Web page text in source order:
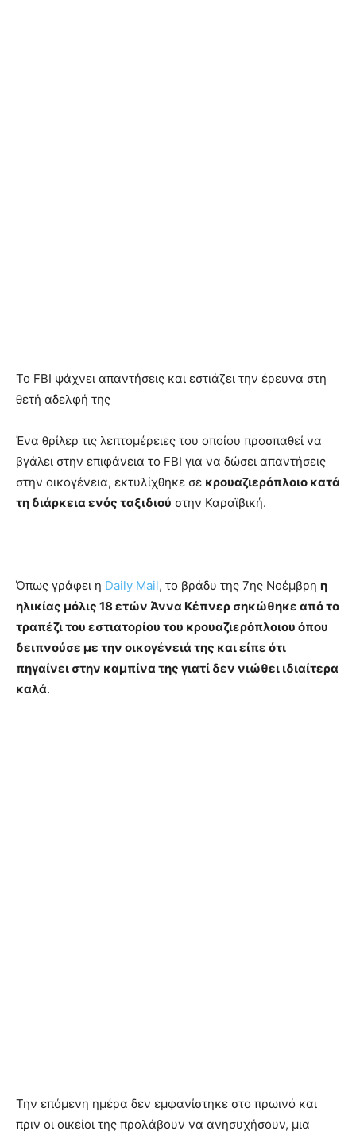
Το FBI ψάχνει απαντήσεις και εστιάζει την έρευνα στη
θετή αδελφή της
Ένα θρίλερ τις λεπτομέρειες του οποίου προσπαθεί να
βγάλει στην επιφάνεια το FBI για να δώσει απαντήσεις
στην οικογένεια, εκτυλίχθηκε σε κρουαζιερόπλοιο κατά
τη διάρκεια ενός ταξιδιού στην Καραϊβική.
Όπως γράφει η Daily Mail, το βράδυ της 7ης Νοέμβρη η
ηλικίας μόλις 18 ετών Άννα Κέπνερ σηκώθηκε από το
τραπέζι του εστιατορίου του κρουαζιερόπλοιου όπου
δειπνούσε με την οικογένειά της και είπε ότι
πηγαίνει στην καμπίνα της γιατί δεν νιώθει ιδιαίτερα
καλά.
Την επόμενη ημέρα δεν εμφανίστηκε στο πρωινό και
πριν οι οικείοι της προλάβουν να ανησυχήσουν, μια